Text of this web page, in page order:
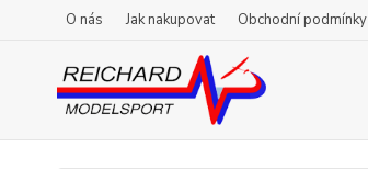
O nás Jak nakupovat Obchodní podmínky